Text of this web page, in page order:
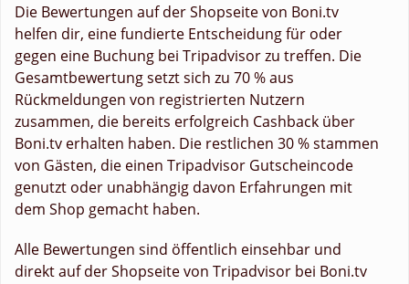
Die Bewertungen auf der Shopseite von Boni.tv
helfen dir, eine fundierte Entscheidung für oder
gegen eine Buchung bei Tripadvisor zu treffen. Die
Gesamtbewertung setzt sich zu 70 % aus
Rückmeldungen von registrierten Nutzern
zusammen, die bereits erfolgreich Cashback über
Boni.tv erhalten haben. Die restlichen 30 % stammen
von Gästen, die einen Tripadvisor Gutscheincode
genutzt oder unabhängig davon Erfahrungen mit
dem Shop gemacht haben.
Alle Bewertungen sind öffentlich einsehbar und
direkt auf der Shopseite von Tripadvisor bei Boni.tv